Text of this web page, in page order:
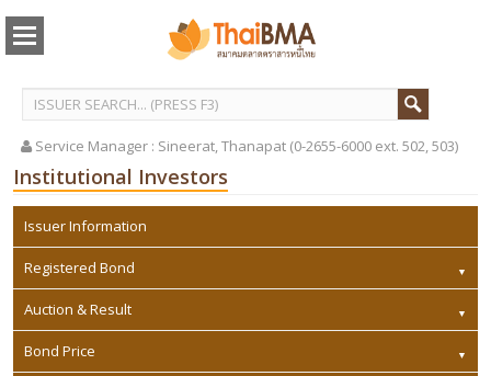
Service Manager : Sineerat, Thanapat (0-2655-6000 ext. 502, 503)
Institutional Investors
Issuer Information
Registered Bond
Auction & Result
Bond Price